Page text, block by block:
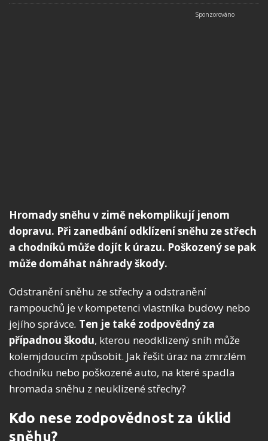
Hromady sněhu v zimě nekomplikují jenom
dopravu. Při zanedbání odklízení sněhu ze střech
a chodníků může dojít k úrazu. Poškozený se pak
může domáhat náhrady škody.
Odstranění sněhu ze střechy a odstranění
rampouchů je v kompetenci vlastníka budovy nebo
jejího správce. Ten je také zodpovědný za
případnou škodu, kterou neodklizený sníh může
kolemjdoucím způsobit. Jak řešit úraz na zmrzlém
chodníku nebo poškozené auto, na které spadla
hromada sněhu z neuklizené střechy?
Kdo nese zodpovědnost za úklid
sněhu?